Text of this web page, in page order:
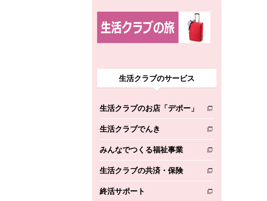
生活クラブのサービス
生活クラブのお店「デポー」
別のウィンドウで開きます。
生活クラブでんき
別のウィンドウで開きます。
みんなでつくる福祉事業
別のウィンドウで開きます。
生活クラブの共済・保険
別のウィンドウで開きます。
終活サポート
別のウィンドウで開きます。